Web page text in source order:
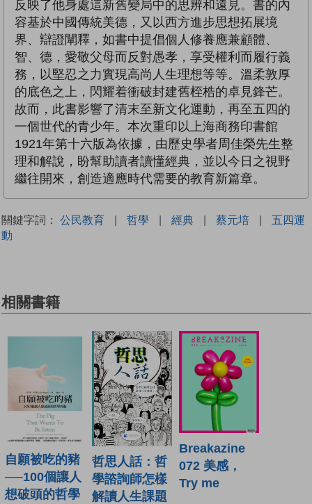
反映了他身處這新舊變局中的思辨和遠見。書的內
容基於中國傳統美德，又以西方進步思想拓展境
界、辯證闡釋，如書中提倡個人修養應兼顧體、
智、德，愛敬父母而反對愚孝，享受權利而履行義
務，以堅忍之力實現高尚人生理想等等。溫柔敦厚
的底色之上，閃耀着衝破封建舊桎梏的卓見鋒芒。
故而，此書影響了清末至新文化運動，再至五四的
一個世代的青少年。本次重印以上海商務印書館
1921年第十六版為依據，由歷史學者周佳榮先生整
理和解說，盼幫助讀者讀懂經典，並以今日之視野
繼往開來，創造適應時代需要的教育新篇章。
關鍵字詞： 公民教育 | 哲學 | 經典 | 蔡元培 |
五四運
動
相關書籍
自願被吃的豬
──100個讓人
想破頭的哲學
哲思人話：哲
學諮詢師怎樣
解讀人生課題
Breakazine
072 美感，
Try me